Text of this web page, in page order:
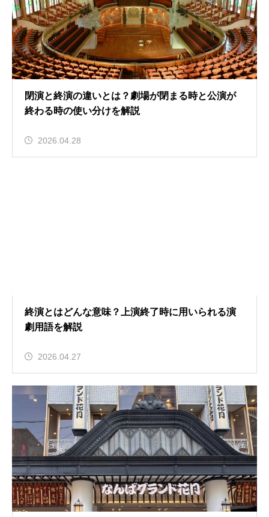
閉演と終演の違いとは？劇場が閉まる時と公演が
終わる時の使い分けを解説
2026.04.28
終演とはどんな意味？上演終了時に用いられる演
劇用語を解説
2026.04.27